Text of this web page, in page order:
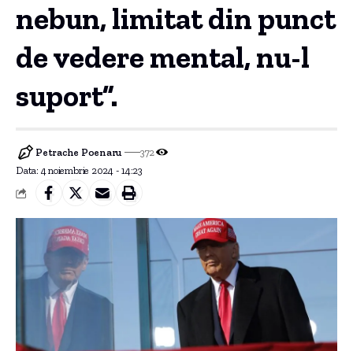
nebun, limitat din punct
de vedere mental, nu-l
suport”.
Data: 4 noiembrie 2024 - 14:23
Petrache Poenaru 372